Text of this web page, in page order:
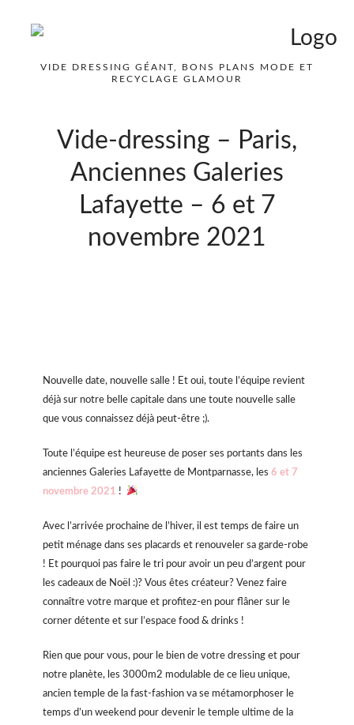
VIDE DRESSING GÉANT, BONS PLANS MODE ET
RECYCLAGE GLAMOUR
Vide-dressing – Paris,
Anciennes Galeries
Lafayette – 6 et 7
novembre 2021
Nouvelle date, nouvelle salle ! Et oui, toute l’équipe revient
déjà sur notre belle capitale dans une toute nouvelle salle
que vous connaissez déjà peut-être ;).
Toute l’équipe est heureuse de poser ses portants dans les
anciennes Galeries Lafayette de Montparnasse, les 6 et 7
novembre 2021 !
Avec l’arrivée prochaine de l’hiver, il est temps de faire un
petit ménage dans ses placards et renouveler sa garde-robe
! Et pourquoi pas faire le tri pour avoir un peu d’argent pour
les cadeaux de Noël :)? Vous êtes créateur? Venez faire
connaître votre marque et profitez-en pour flâner sur le
corner détente et sur l’espace food & drinks !
Rien que pour vous, pour le bien de votre dressing et pour
notre planète, les 3000m2 modulable de ce lieu unique,
ancien temple de la fast-fashion va se métamorphoser le
temps d’un weekend pour devenir le temple ultime de la